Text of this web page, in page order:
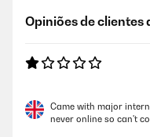
Opiniões de clientes
Came with major
never online so can't